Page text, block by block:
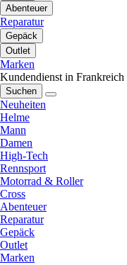
Abenteuer
Reparatur
Gepäck
Outlet
Marken
Kundendienst in Frankreich
Suchen
Neuheiten
Helme
Mann
Damen
High-Tech
Rennsport
Motorrad & Roller
Cross
Abenteuer
Reparatur
Gepäck
Outlet
Marken